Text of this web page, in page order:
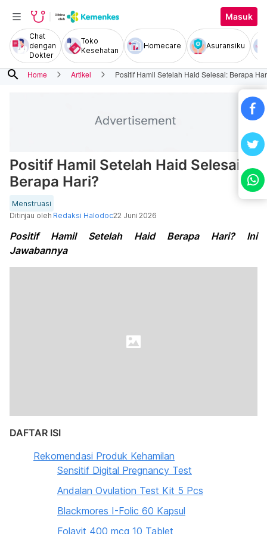
Masuk
Chat
dengan
Dokter
Toko
Kesehatan
Homecare Asuransiku
search Home Artikel Positif Hamil Setelah Haid Selesai: Berapa
Positif Hamil Setelah Haid Selesai:
Berapa Hari?
Menstruasi
Ditinjau oleh Redaksi Halodoc22 Juni 2026
Positif Hamil Setelah Haid Berapa Hari? Ini
Jawabannya
DAFTAR ISI
Rekomendasi Produk Kehamilan
Sensitif Digital Pregnancy Test
Andalan Ovulation Test Kit 5 Pcs
Blackmores I-Folic 60 Kapsul
Folavit 400 mcg 10 Tablet